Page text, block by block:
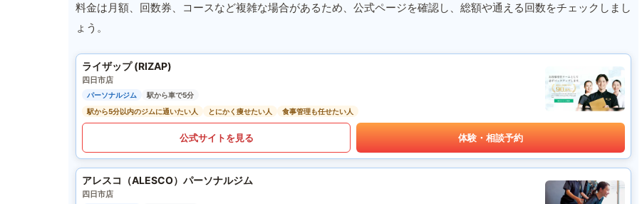
料金は月額、回数券、コースなど複雑な場合があるため、公式ページを確認し、総額や通える回数をチェックしまし
ょう。
ライザップ (RIZAP)
四日市店
パーソナルジム
駅から車で5分
駅から5分以内のジムに通いたい人
とにかく痩せたい人 食事管理も任せたい人
公式サイトを見る 体験・相談予約
アレスコ（ALESCO）パーソナルジム
四日市店